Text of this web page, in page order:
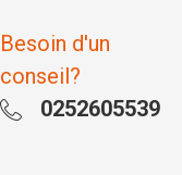
Besoin d'un
conseil?
0252605539